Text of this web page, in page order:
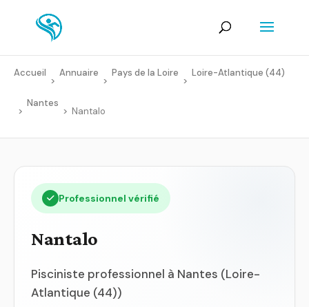
Accueil
>
Annuaire
>
Pays de la Loire
>
Loire-Atlantique (44)
>
Nantes
> Nantalo
Professionnel vérifié
Nantalo
Pisciniste professionnel à Nantes (Loire-
Atlantique (44))